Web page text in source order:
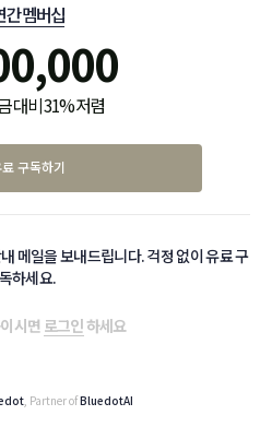
간 멤버십
대비 31% 저렴
구독하기
메일을 보내드립니다. 걱정 없이 유료 구
독하세요.
시면 로그인하세요
, Partner ofBluedotAI